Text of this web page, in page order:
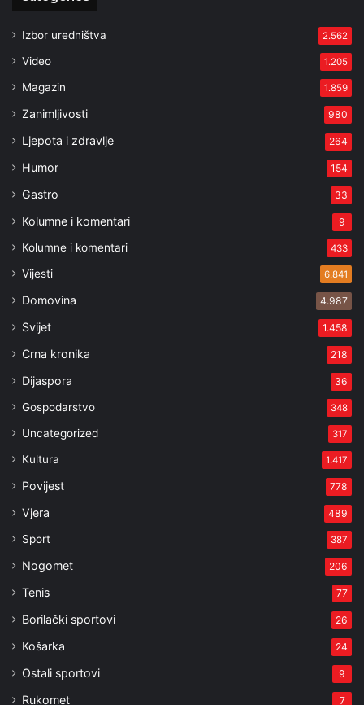
Izbor uredništva 2.562
Video 1.205
Magazin 1.859
Zanimljivosti 980
Ljepota i zdravlje 264
Humor 154
Gastro 33
Kolumne i komentari 9
Kolumne i komentari 433
Vijesti 6.841
Domovina 4.987
Svijet 1.458
Crna kronika 218
Dijaspora 36
Gospodarstvo 348
Uncategorized 317
Kultura 1.417
Povijest 778
Vjera 489
Sport 387
Nogomet 206
Tenis 77
Borilački sportovi 26
Košarka 24
Ostali sportovi 9
Rukomet 7